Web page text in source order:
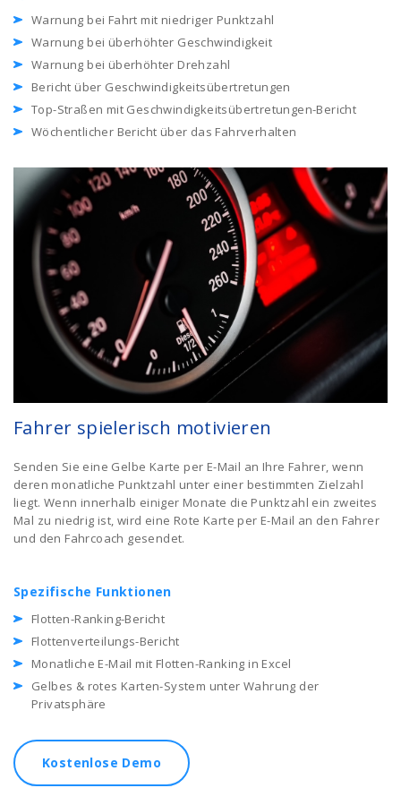
Warnung bei Fahrt mit niedriger Punktzahl
Warnung bei überhöhter Geschwindigkeit
Warnung bei überhöhter Drehzahl
Bericht über Geschwindigkeitsübertretungen
Top-Straßen mit Geschwindigkeitsübertretungen-Bericht
Wöchentlicher Bericht über das Fahrverhalten
Fahrer spielerisch motivieren
Senden Sie eine Gelbe Karte per E-Mail an Ihre Fahrer, wenn
deren monatliche Punktzahl unter einer bestimmten Zielzahl
liegt. Wenn innerhalb einiger Monate die Punktzahl ein zweites
Mal zu niedrig ist, wird eine Rote Karte per E-Mail an den Fahrer
und den Fahrcoach gesendet.
Spezifische Funktionen
Flotten-Ranking-Bericht
Flottenverteilungs-Bericht
Monatliche E-Mail mit Flotten-Ranking in Excel
Gelbes & rotes Karten-System unter Wahrung der
Privatsphäre
Kostenlose Demo